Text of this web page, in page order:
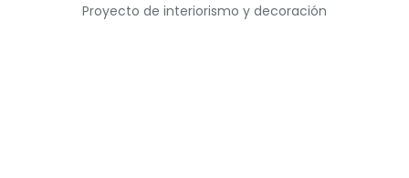
Proyecto de interiorismo y decoración